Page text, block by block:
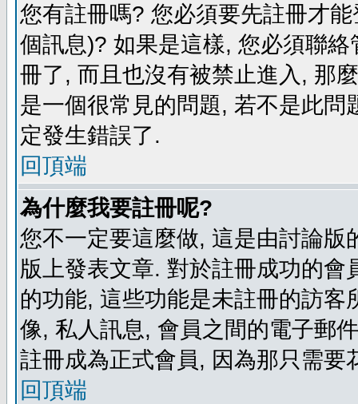
您有註冊嗎? 您必須要先註冊才
個訊息)? 如果是這樣, 您必須聯
冊了, 而且也沒有被禁止進入, 那
是一個很常見的問題, 若不是此
定發生錯誤了.
回頂端
為什麼我要註冊呢?
您不一定要這麼做, 這是由討論
版上發表文章. 對於註冊成功的
的功能, 這些功能是未註冊的訪
像, 私人訊息, 會員之間的電子郵
註冊成為正式會員, 因為那只需要
回頂端